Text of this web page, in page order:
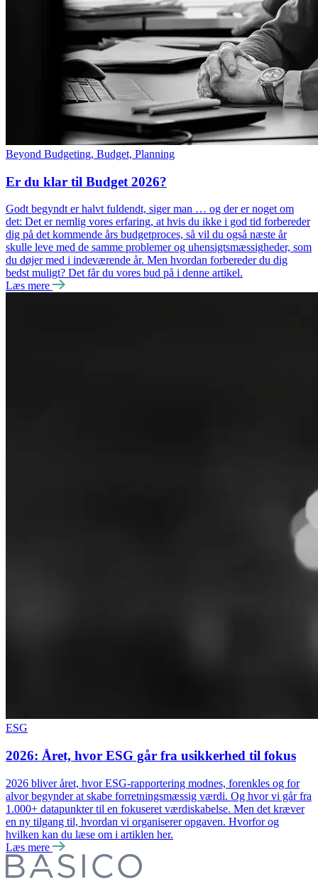
Beyond Budgeting, Budget, Planning
Er du klar til Budget 2026?
Godt begyndt er halvt fuldendt, siger man … og der er noget om
det: Det er nemlig vores erfaring, at hvis du ikke i god tid forbereder
dig på det kommende års budgetproces, så vil du også næste år
skulle leve med de samme problemer og uhensigtsmæssigheder, som
du døjer med i indeværende år. Men hvordan forbereder du dig
bedst muligt? Det får du vores bud på i denne artikel.
Læs mere
ESG
2026: Året, hvor ESG går fra usikkerhed til fokus
2026 bliver året, hvor ESG-rapportering modnes, forenkles og for
alvor begynder at skabe forretningsmæssig værdi. Og hvor vi går fra
1.000+ datapunkter til en fokuseret værdiskabelse. Men det kræver
en ny tilgang til, hvordan vi organiserer opgaven. Hvorfor og
hvilken kan du læse om i artiklen her.
Læs mere